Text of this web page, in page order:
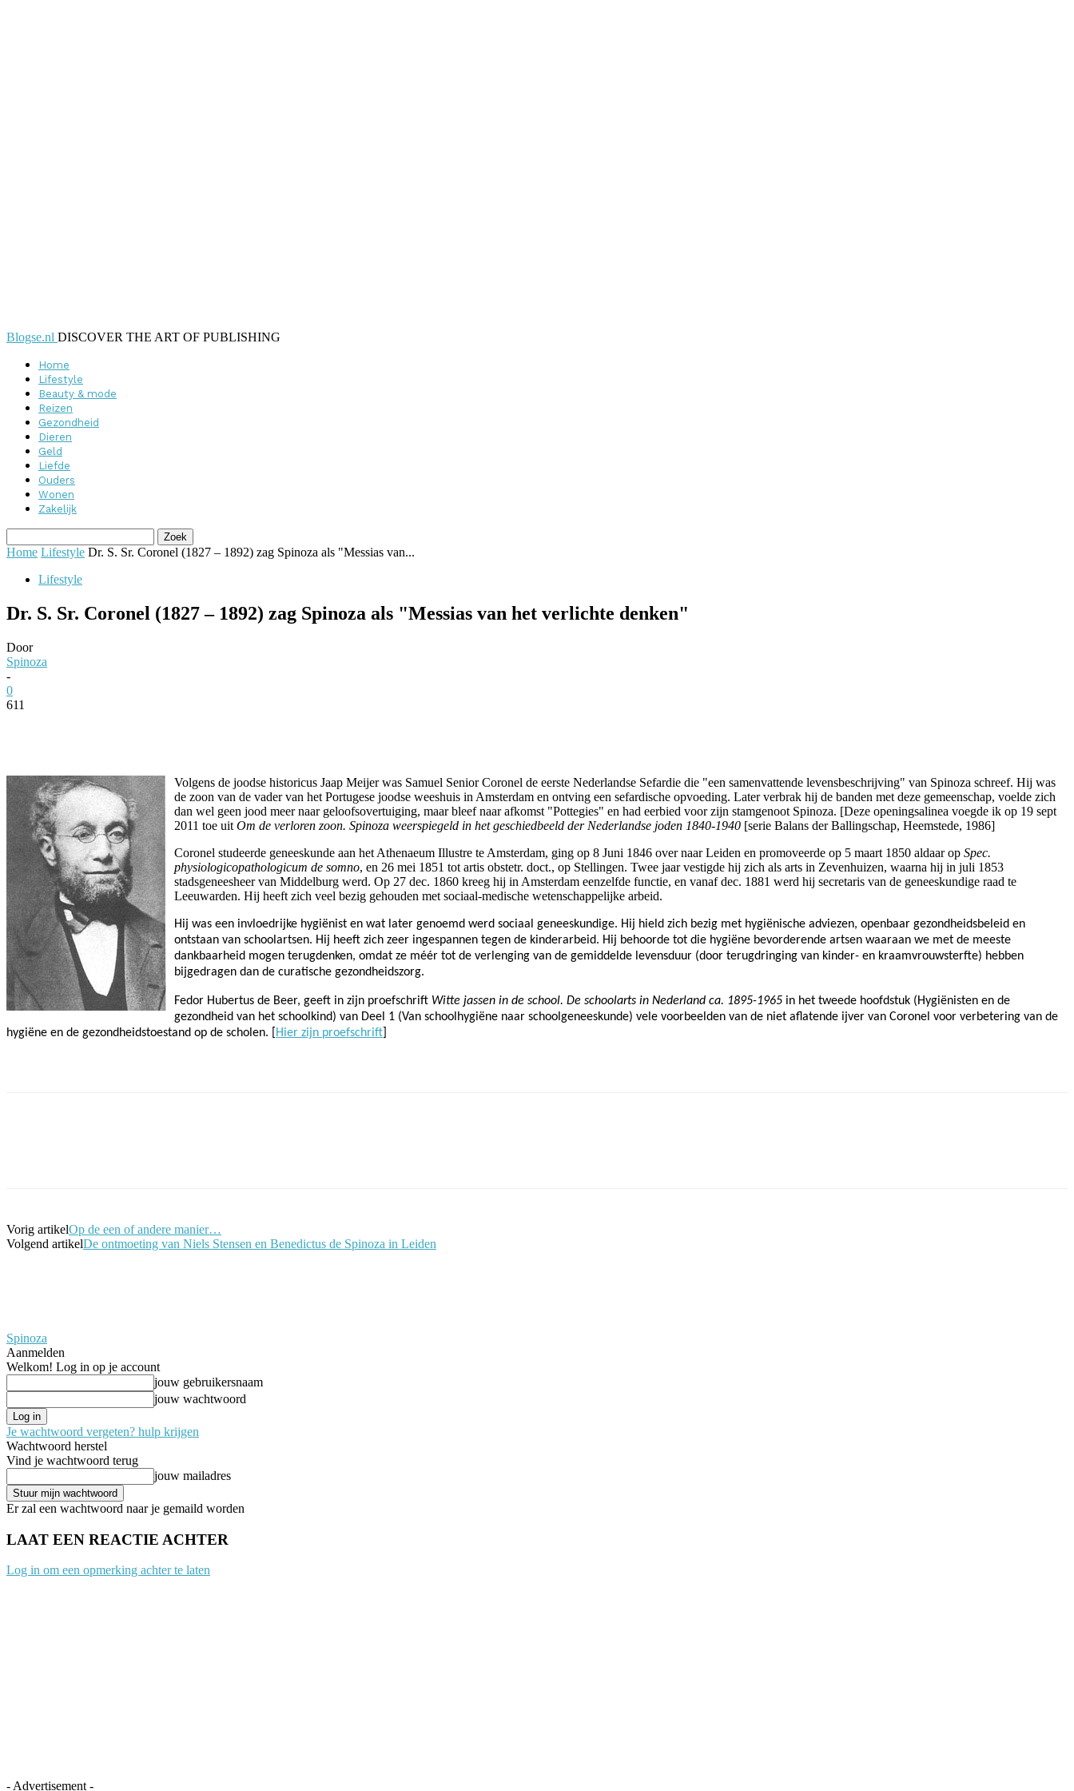
Blogse.nl DISCOVER THE ART OF PUBLISHING
Home
Lifestyle
Beauty & mode
Reizen
Gezondheid
Dieren
Geld
Liefde
Ouders
Wonen
Zakelijk
Home Lifestyle Dr. S. Sr. Coronel (1827 – 1892) zag Spinoza als "Messias van...
Lifestyle
Dr. S. Sr. Coronel (1827 – 1892) zag Spinoza als "Messias van het verlichte denken"
Door
Spinoza
-
0
611
Volgens de joodse historicus Jaap Meijer was Samuel Senior Coronel de eerste Nederlandse Sefardie die "een samenvattende levensbeschrijving" van Spinoza schreef. Hij was
de zoon van de vader van het Portugese joodse weeshuis in Amsterdam en ontving een sefardische opvoeding. Later verbrak hij de banden met deze gemeenschap, voelde zich
dan wel geen jood meer naar geloofsovertuiging, maar bleef naar afkomst "Pottegies" en had eerbied voor zijn stamgenoot Spinoza. [Deze openingsalinea voegde ik op 19 sept
2011 toe uit Om de verloren zoon. Spinoza weerspiegeld in het geschiedbeeld der Nederlandse joden 1840-1940 [serie Balans der Ballingschap, Heemstede, 1986]
Coronel studeerde geneeskunde aan het Athenaeum Illustre te Amsterdam, ging op 8 Juni 1846 over naar Leiden en promoveerde op 5 maart 1850 aldaar op Spec.
physiologicopathologicum de somno, en 26 mei 1851 tot artis obstetr. doct., op Stellingen. Twee jaar vestigde hij zich als arts in Zevenhuizen, waarna hij in juli 1853
stadsgeneesheer van Middelburg werd. Op 27 dec. 1860 kreeg hij in Amsterdam eenzelfde functie, en vanaf dec. 1881 werd hij secretaris van de geneeskundige raad te
Leeuwarden. Hij heeft zich veel bezig gehouden met sociaal-medische wetenschappelijke arbeid.
Hij was een invloedrijke hygiënist en wat later genoemd werd sociaal geneeskundige. Hij hield zich bezig met hygiënische adviezen, openbaar gezondheidsbeleid en
ontstaan van schoolartsen. Hij heeft zich zeer ingespannen tegen de kinderarbeid. Hij behoorde tot die hygiëne bevorderende artsen waaraan we met de meeste
dankbaarheid mogen terugdenken, omdat ze méér tot de verlenging van de gemiddelde levensduur (door terugdringing van kinder- en kraamvrouwsterfte) hebben
bijgedragen dan de curatische gezondheidszorg.
Fedor Hubertus de Beer, geeft in zijn proefschrift Witte jassen in de school. De schoolarts in Nederland ca. 1895-1965 in het tweede hoofdstuk (Hygiënisten en de
gezondheid van het schoolkind) van Deel 1 (Van schoolhygiëne naar schoolgeneeskunde) vele voorbeelden van de niet aflatende ijver van Coronel voor verbetering van de
hygiëne en de gezondheidstoestand op de scholen. [
Hier zijn proefschrift
Vorig artikelOp de een of andere manier…
Volgend artikelDe ontmoeting van Niels Stensen en Benedictus de Spinoza in Leiden
Spinoza
Aanmelden
Welkom! Log in op je account
jouw gebruikersnaam
jouw wachtwoord
Je wachtwoord vergeten? hulp krijgen
Wachtwoord herstel
Vind je wachtwoord terug
jouw mailadres
Er zal een wachtwoord naar je gemaild worden
LAAT EEN REACTIE ACHTER
Log in om een opmerking achter te laten
- Advertisement -